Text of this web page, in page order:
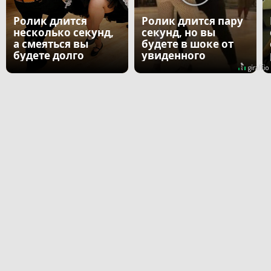
Ролик длится
несколько секунд,
а смеяться вы
будете долго
Ролик длится пару
секунд, но вы
будете в шоке от
увиденного